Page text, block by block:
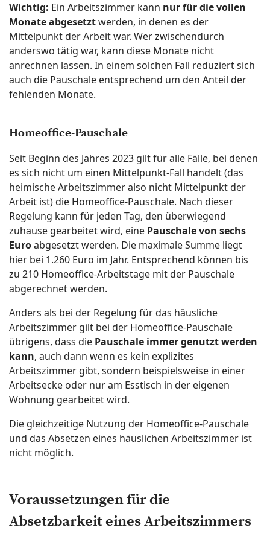
Wichtig: Ein Arbeitszimmer kann nur für die vollen
Monate abgesetztwerden, in denen es der
Mittelpunkt der Arbeit war. Wer zwischendurch
anderswo tätig war, kann diese Monate nicht
anrechnen lassen. In einem solchen Fall reduziert sich
auch die Pauschale entsprechend um den Anteil der
fehlenden Monate.
Homeoffice-Pauschale
Seit Beginn des Jahres 2023 gilt für alle Fälle, bei denen
es sich nicht um einen Mittelpunkt-Fall handelt (das
heimische Arbeitszimmer also nicht Mittelpunkt der
Arbeit ist) die Homeoffice-Pauschale. Nach dieser
Regelung kann für jeden Tag, den überwiegend
zuhause gearbeitet wird, eine Pauschale von sechs
Euroabgesetzt werden. Die maximale Summe liegt
hier bei 1.260 Euro im Jahr. Entsprechend können bis
zu 210 Homeoffice-Arbeitstage mit der Pauschale
abgerechnet werden.
Anders als bei der Regelung für das häusliche
Arbeitszimmer gilt bei der Homeoffice-Pauschale
übrigens, dass die Pauschale immer genutzt werden
kann, auch dann wenn es kein explizites
Arbeitszimmer gibt, sondern beispielsweise in einer
Arbeitsecke oder nur am Esstisch in der eigenen
Wohnung gearbeitet wird.
Die gleichzeitige Nutzung der Homeoffice-Pauschale
und das Absetzen eines häuslichen Arbeitszimmer ist
nicht möglich.
Voraussetzungen für die
Absetzbarkeit eines Arbeitszimmers